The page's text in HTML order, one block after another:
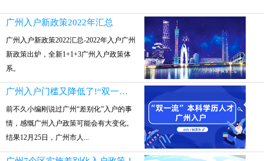
广州入户新政策2022年汇总
广州入户新政策2022汇总-2022年入户广州
新政策出炉，全新1+1+3广州入户政策体
系。
广州入户门槛又降低了!“双一流”本科参保就可入户
前不久小编刚说过广州“差别化”入户的事
情，感慨广州入户政策可能会有大变化。
结果12月25日，广州市人...